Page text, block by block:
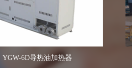
YGW-6D导热油加热器